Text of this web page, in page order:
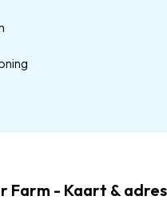
Farm - Kaart &